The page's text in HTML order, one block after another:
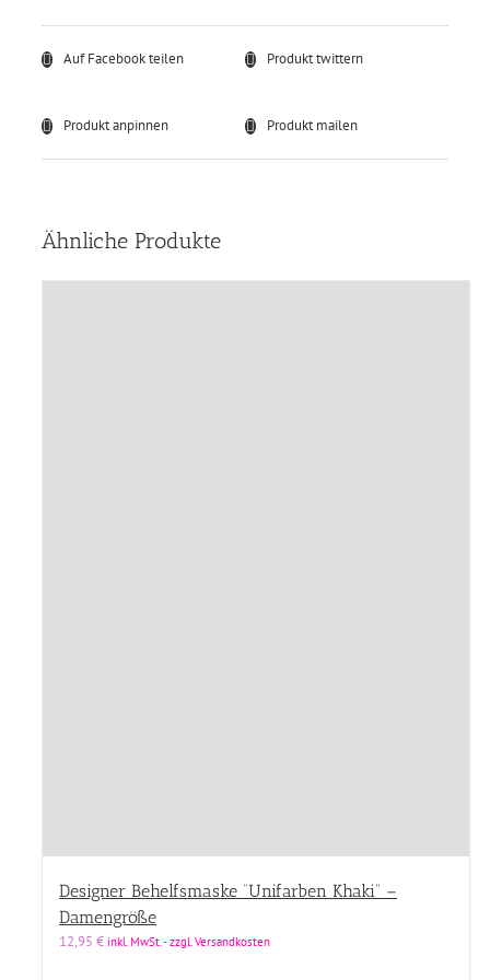
Auf Facebook teilen Produkt twittern
Produkt anpinnen Produkt mailen
Ähnliche Produkte
Designer Behelfsmaske “Unifarben Khaki” –
Damengröße
12,95 € inkl. MwSt. - zzgl. Versandkosten